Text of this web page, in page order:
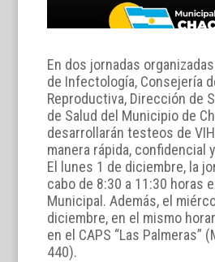
En dos jornadas
de Infectología, Consejería
Reproductiva, Dirección de
de Salud del Municipio de
desarrollarán testeos de
manera rápida, confidencial
El lunes 1 de diciembre, la
cabo de 8:30 a 11:30 horas
Municipal. Además, el
diciembre, en el mismo
en el CAPS “Las Palmeras”
440).